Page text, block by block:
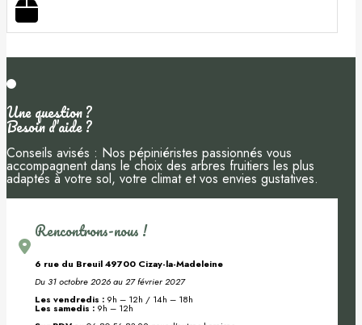
Une question ?
Besoin d’aide ?
Conseils avisés : Nos pépiniéristes passionnés vous
accompagnent dans le choix des arbres fruitiers les plus
adaptés à votre sol, votre climat et vos envies gustatives.
Rencontrons-nous !
6 rue du Breuil 49700 Cizay-la-Madeleine
Du 31 octobre 2026 au 27 février 2027
Les vendredis : 9h – 12h / 14h – 18h
Les samedis : 9h – 12h